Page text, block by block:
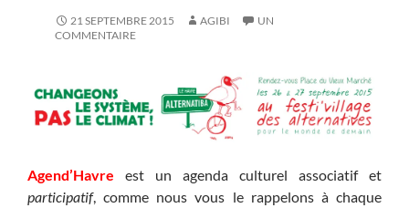
21 SEPTEMBRE 2015 AGIBI
UN
COMMENTAIRE
Agend’Havre est un agenda culturel associatif et
participatif, comme nous vous le rappelons à chaque